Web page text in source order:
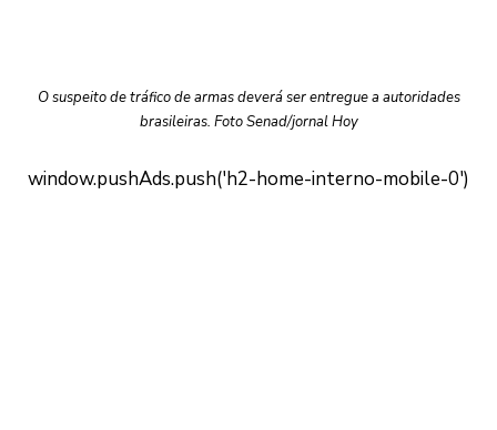
O suspeito de tráfico de armas deverá ser entregue a autoridades
brasileiras. Foto Senad/jornal Hoy